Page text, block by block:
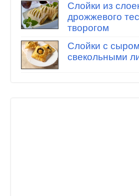
Слойки из
дрожжевого
творогом
Слойки с
свекольными